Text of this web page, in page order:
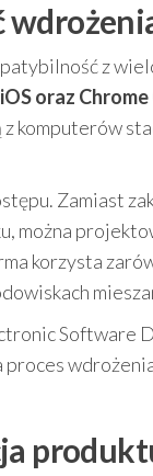
z
oraz Chrome
komputerów
Zamiast
można
korzysta
Software